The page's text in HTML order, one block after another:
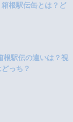
箱根駅伝缶とは？ど
根駅伝の違いは？視
っち？